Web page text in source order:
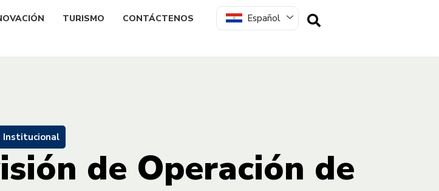
TURISMO CONTÁCTENOS Español
Institucional
de Operación de